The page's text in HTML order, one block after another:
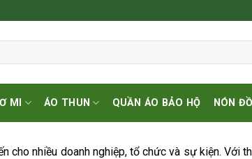
MI ÁO THUN QUẦN ÁO BẢO HỘ NÓN
cho nhiều doanh nghiệp, tổ chức và sự kiện. Với